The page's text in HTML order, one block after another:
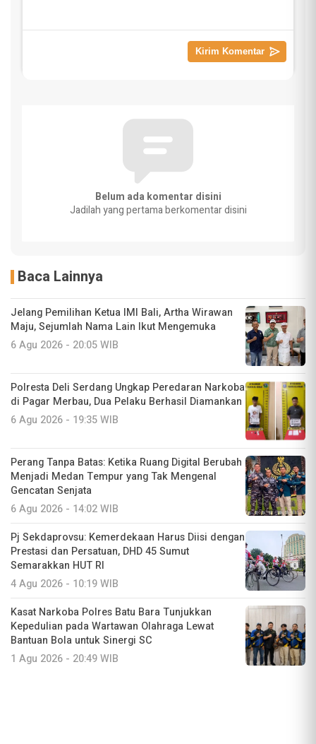
Belum ada komentar disini
Jadilah yang pertama berkomentar disini
Baca Lainnya
Jelang Pemilihan Ketua IMI Bali, Artha Wirawan
Maju, Sejumlah Nama Lain Ikut Mengemuka
6 Agu 2026 - 20:05 WIB
Polresta Deli Serdang Ungkap Peredaran Narkoba
di Pagar Merbau, Dua Pelaku Berhasil Diamankan
6 Agu 2026 - 19:35 WIB
Perang Tanpa Batas: Ketika Ruang Digital Berubah
Menjadi Medan Tempur yang Tak Mengenal
Gencatan Senjata
6 Agu 2026 - 14:02 WIB
Pj Sekdaprovsu: Kemerdekaan Harus Diisi dengan
Prestasi dan Persatuan, DHD 45 Sumut
Semarakkan HUT RI
4 Agu 2026 - 10:19 WIB
Kasat Narkoba Polres Batu Bara Tunjukkan
Kepedulian pada Wartawan Olahraga Lewat
Bantuan Bola untuk Sinergi SC
1 Agu 2026 - 20:49 WIB